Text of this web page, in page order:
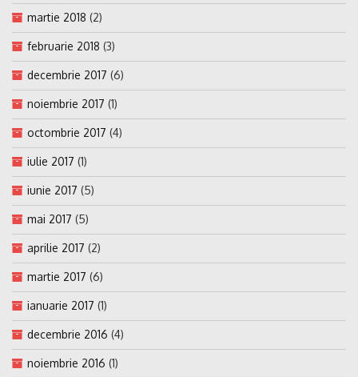
martie 2018 (2)
februarie 2018 (3)
decembrie 2017 (6)
noiembrie 2017 (1)
octombrie 2017 (4)
iulie 2017 (1)
iunie 2017 (5)
mai 2017 (5)
aprilie 2017 (2)
martie 2017 (6)
ianuarie 2017 (1)
decembrie 2016 (4)
noiembrie 2016 (1)